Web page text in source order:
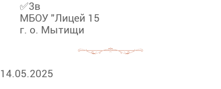
✅3в
МБОУ "Лицей 15
г. о. Мытищи
14.05.2025